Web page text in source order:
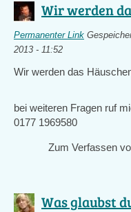
Wir werden
Permanenter Link
2013 - 11:52
Wir werden das
bei weiteren Fragen ruf
0177 1969580
Zum Verfassen
Was glaubst